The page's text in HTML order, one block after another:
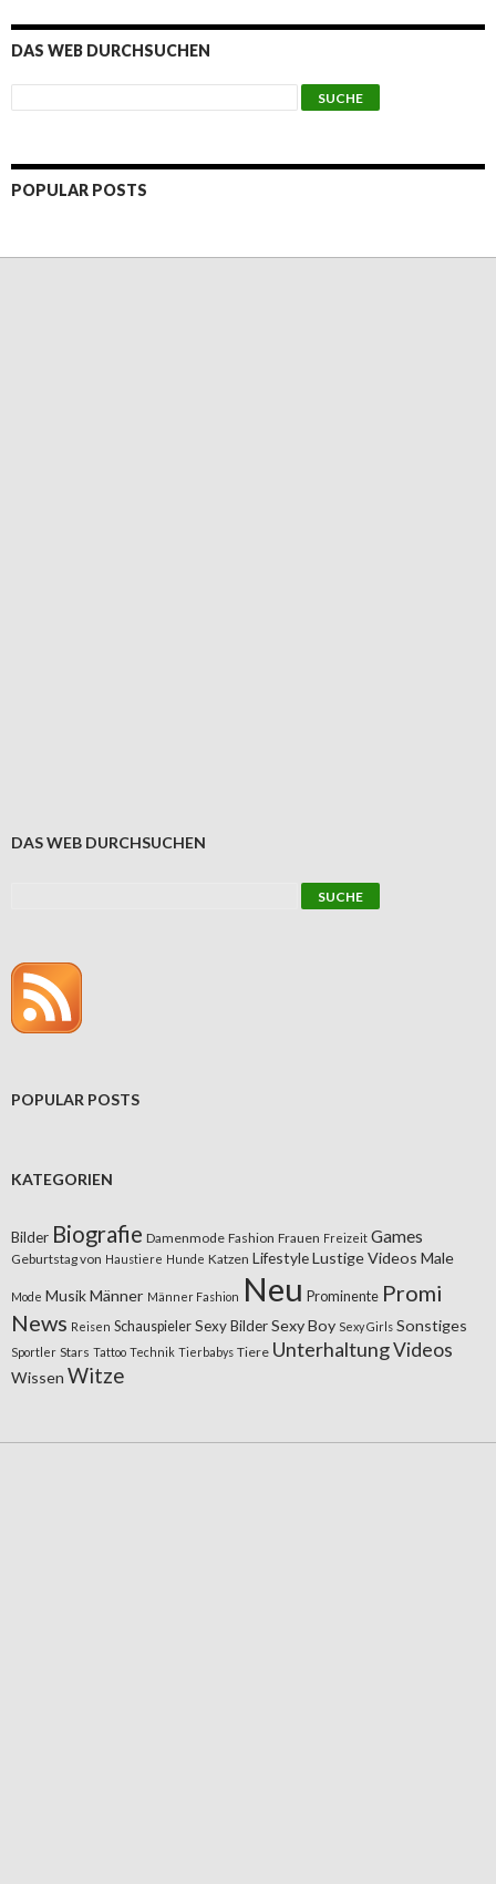
DAS WEB DURCHSUCHEN
POPULAR POSTS
DAS WEB DURCHSUCHEN
POPULAR POSTS
KATEGORIEN
Bilder Biografie Damenmode Fashion Frauen Freizeit Games
Geburtstag von Haustiere Hunde Katzen LifestyleLustige Videos Male
Mode MusikMänner Männer Fashion Neu Prominente Promi
News Reisen Schauspieler Sexy BilderSexy Boy Sexy Girls Sonstiges
Sportler Stars Tattoo Technik Tierbabys Tiere UnterhaltungVideos
Wissen Witze